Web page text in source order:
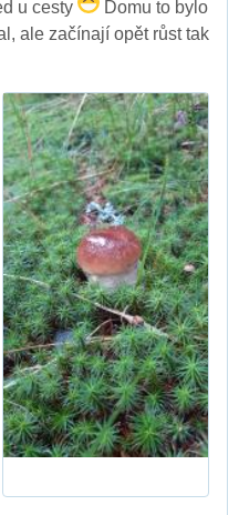
u cesty
Domu to bylo
ale začínají opět růst tak